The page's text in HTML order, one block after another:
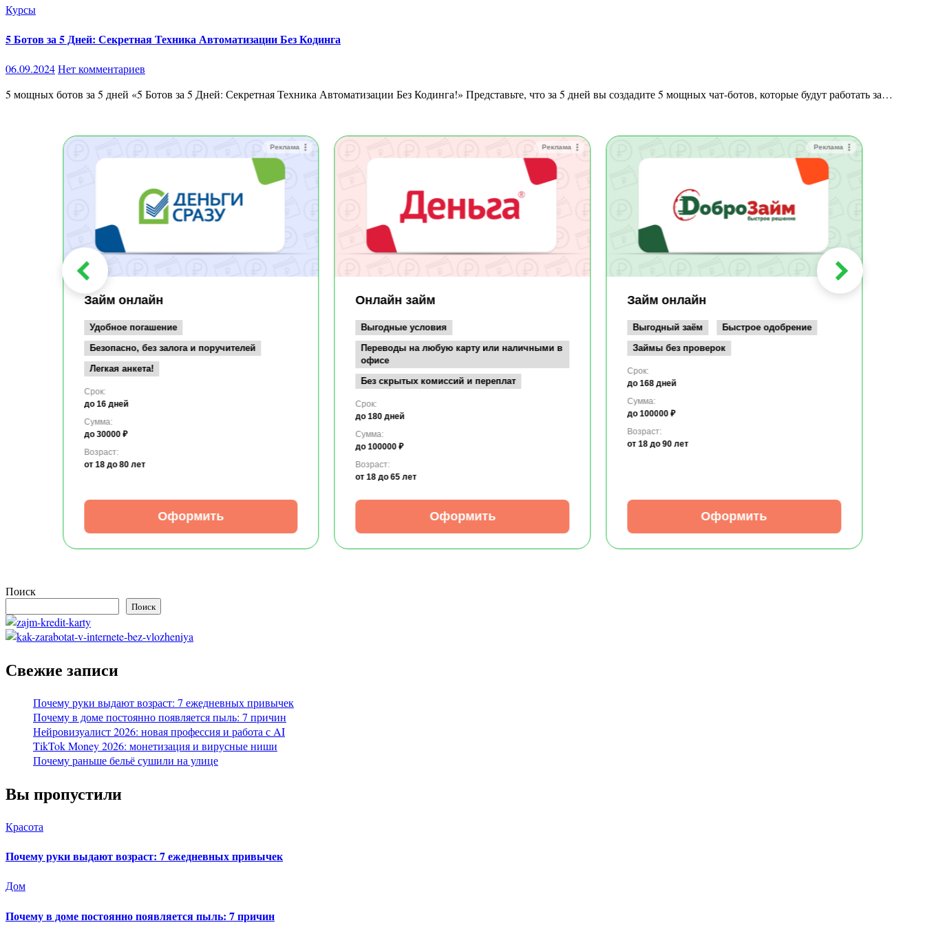
Курсы
5 Ботов за 5 Дней: Секретная Техника Автоматизации Без Кодинга
06.09.2024Нет комментариев
5 мощных ботов за 5 дней «5 Ботов за 5 Дней: Секретная Техника Автоматизации Без Кодинга!» Представьте, что за 5 дней вы создадите 5 мощных чат-ботов, которые будут работать за…
Реклама
Займ онлайн
Удобное погашение
Безопасно, без залога и поручителей
Легкая анкета!
Срок:
до 16 дней
Сумма:
до 30000 ₽
Возраст:
от 18 до 80 лет
Оформить
Реклама
Онлайн займ
Выгодные условия
Переводы на любую карту или наличными в
офисе
Без скрытых комиссий и переплат
Срок:
до 180 дней
Сумма:
до 100000 ₽
Возраст:
от 18 до 65 лет
Оформить
Реклама
Займ онлайн
Выгодный заём
Быстрое одобрение
Займы без проверок
Срок:
до 168 дней
Сумма:
до 100000 ₽
Возраст:
от 18 до 90 лет
Оформить
Поиск
Поиск
Свежие записи
Почему руки выдают возраст: 7 ежедневных привычек
Почему в доме постоянно появляется пыль: 7 причин
Нейровизуалист 2026: новая профессия и работа с AI
TikTok Money 2026: монетизация и вирусные ниши
Почему раньше бельё сушили на улице
Вы пропустили
Красота
Почему руки выдают возраст: 7 ежедневных привычек
Дом
Почему в доме постоянно появляется пыль: 7 причин